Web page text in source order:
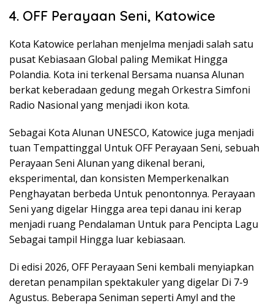
4. OFF Perayaan Seni, Katowice
Kota Katowice perlahan menjelma menjadi salah satu
pusat Kebiasaan Global paling Memikat Hingga
Polandia. Kota ini terkenal Bersama nuansa Alunan
berkat keberadaan gedung megah Orkestra Simfoni
Radio Nasional yang menjadi ikon kota.
Sebagai Kota Alunan UNESCO, Katowice juga menjadi
tuan Tempattinggal Untuk OFF Perayaan Seni, sebuah
Perayaan Seni Alunan yang dikenal berani,
eksperimental, dan konsisten Memperkenalkan
Penghayatan berbeda Untuk penontonnya. Perayaan
Seni yang digelar Hingga area tepi danau ini kerap
menjadi ruang Pendalaman Untuk para Pencipta Lagu
Sebagai tampil Hingga luar kebiasaan.
Di edisi 2026, OFF Perayaan Seni kembali menyiapkan
deretan penampilan spektakuler yang digelar Di 7-9
Agustus. Beberapa Seniman seperti Amyl and the